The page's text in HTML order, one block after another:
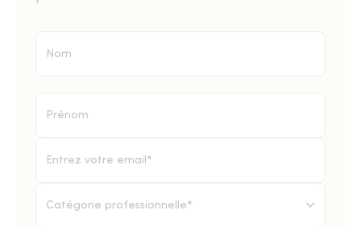
Catégorie professionnelle*